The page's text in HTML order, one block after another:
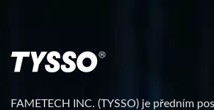
FAMETECH INC. (TYSSO) je předním